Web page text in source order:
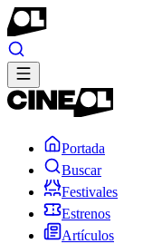
Portada
Buscar
Festivales
Estrenos
Artículos